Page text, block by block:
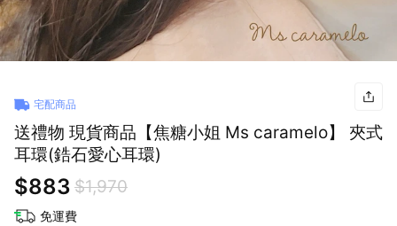
宅配商品
送禮物 現貨商品【焦糖小姐 Ms caramelo】 夾式
耳環(鋯石愛心耳環)
$883 $1,970
免運費